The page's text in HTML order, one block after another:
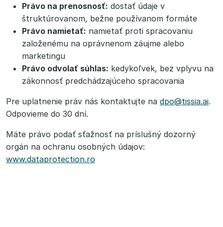
Právo na prenosnosť: dostať údaje v
štruktúrovanom, bežne používanom formáte
Právo namietať: namietať proti spracovaniu
založenému na oprávnenom záujme alebo
marketingu
Právo odvolať súhlas: kedykoľvek, bez vplyvu na
zákonnosť predchádzajúceho spracovania
Pre uplatnenie práv nás kontaktujte na dpo@tissia.ai.
Odpovieme do 30 dní.
Máte právo podať sťažnosť na príslušný dozorný
orgán na ochranu osobných údajov:
www.dataprotection.ro